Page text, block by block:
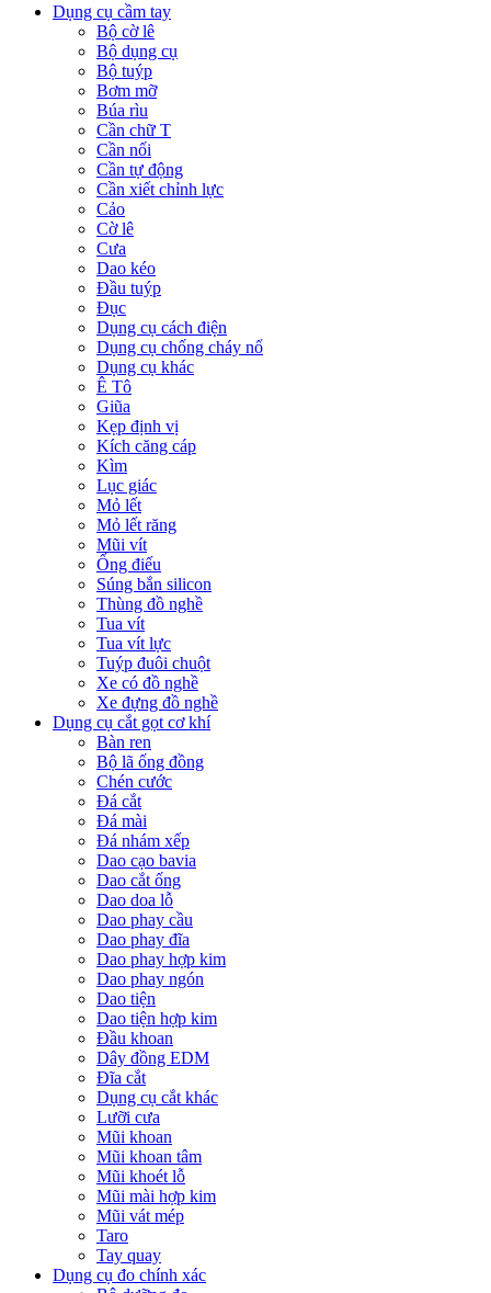
Dụng cụ cầm tay
Bộ cờ lê
Bộ dụng cụ
Bộ tuýp
Bơm mỡ
Búa rìu
Cần chữ T
Cần nối
Cần tự động
Cần xiết chỉnh lực
Cảo
Cờ lê
Cưa
Dao kéo
Đầu tuýp
Đục
Dụng cụ cách điện
Dụng cụ chống cháy nổ
Dụng cụ khác
Ê Tô
Giũa
Kẹp định vị
Kích căng cáp
Kìm
Lục giác
Mỏ lết
Mỏ lết răng
Mũi vít
Ống điếu
Súng bắn silicon
Thùng đồ nghề
Tua vít
Tua vít lực
Tuýp đuôi chuột
Xe có đồ nghề
Xe đựng đồ nghề
Dụng cụ cắt gọt cơ khí
Bàn ren
Bộ lã ống đồng
Chén cước
Đá cắt
Đá mài
Đá nhám xếp
Dao cạo bavia
Dao cắt ống
Dao doa lỗ
Dao phay cầu
Dao phay đĩa
Dao phay hợp kim
Dao phay ngón
Dao tiện
Dao tiện hợp kim
Đầu khoan
Dây đồng EDM
Đĩa cắt
Dụng cụ cắt khác
Lưỡi cưa
Mũi khoan
Mũi khoan tâm
Mũi khoét lỗ
Mũi mài hợp kim
Mũi vát mép
Taro
Tay quay
Dụng cụ đo chính xác